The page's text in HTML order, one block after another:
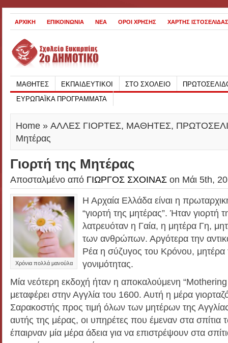
ΑΡΧΙΚΗ ΕΠΙΚΟΙΝΩΝΙΑ ΝΕΑ ΟΡΟΙ ΧΡΗΣΗΣ ΧΑΡΤΗΣ ΙΣΤΟΣΕΛΙΔΑΣ
ΜΑΘΗΤΕΣ ΕΚΠΑΙΔΕΥΤΙΚΟΙ ΣΤΟ ΣΧΟΛΕΙΟ
ΕΥΡΩΠΑΪΚΑ ΠΡΟΓΡΑΜΜΑΤΑ
Home » ΑΛΛΕΣ ΓΙΟΡΤΕΣ, ΜΑΘΗΤΕΣ,
Μητέρας
Γιορτή της Μητέρας
Αποσταλμένο από ΓΙΩΡΓΟΣ ΣΧΟΙΝΑΣ on Μάι 5th,
Χρόνια πολλά μανούλα
Η Αρχαία Ελλάδα είναι η
“γιορτή της μητέρας”. Ήταν γιορτή
λατρευόταν η Γαία, η μητέρα Γη,
των ανθρώπων. Αργότερα την
Ρέα η σύζυγος του Κρόνου, μητέρα
γονιμότητας.
Μία νεότερη εκδοχή ήταν η αποκαλούμενη
μεταφέρει στην Αγγλία του 1600. Αυτή η μέρα
Σαρακοστής προς τιμή όλων των μητέρων της
αυτής της μέρας, οι υπηρέτες που έμεναν στα σπίτια
έπαιρναν μία μέρα άδεια για να επιστρέψουν στα